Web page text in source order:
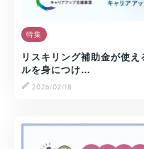
特集
リスキリング補助金が使
ルを身につけ…
2026/02/18